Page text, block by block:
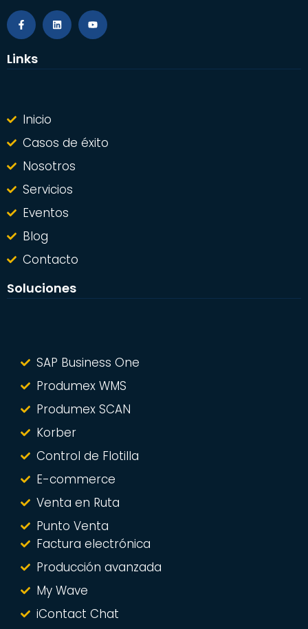
Links
Inicio
Casos de éxito
Nosotros
Servicios
Eventos
Blog
Contacto
Soluciones
SAP Business One
Produmex WMS
Produmex SCAN
Korber
Control de Flotilla
E-commerce
Venta en Ruta
Punto Venta
Factura electrónica
Producción avanzada
My Wave
iContact Chat